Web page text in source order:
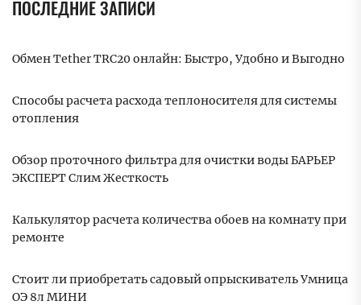
ПОСЛЕДНИЕ ЗАПИСИ
Обмен Tether TRC20 онлайн: Быстро, Удобно и Выгодно
Способы расчета расхода теплоносителя для системы
отопления
Обзор проточного фильтра для очистки воды БАРЬЕР
ЭКСПЕРТ Слим Жесткость
Калькулятор расчета количества обоев на комнату при
ремонте
Стоит ли приобретать садовый опрыскиватель Умница
ОЭ 8л МИНИ